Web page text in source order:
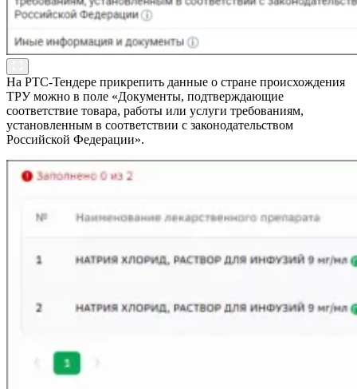
На РТС-Тендере прикрепить данные о стране происхождения
ТРУ можно в поле «Документы, подтверждающие
соответствие товара, работы или услуги требованиям,
установленным в соответствии с законодательством
Российской Федерации».